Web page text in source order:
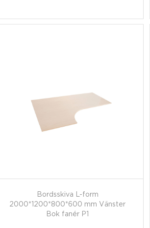
Bordsskiva L-form
2000*1200*800*600 mm Vänster
Bok fanér P1